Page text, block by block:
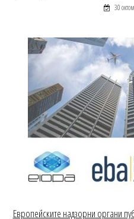
30
Европейските надзорни органи